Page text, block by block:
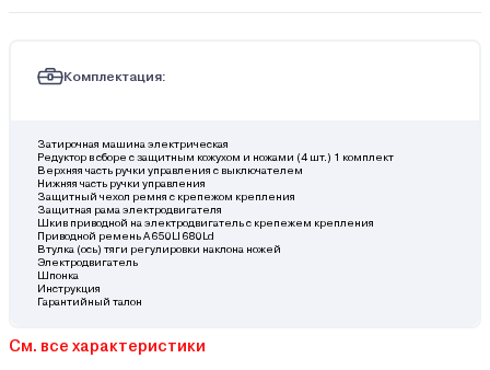
Комплектация:
Затирочная машина электрическая
Редуктор в сборе с защитным кожухом и ножами (4 шт.) 1 комплект
Верхняя часть ручки управления с выключателем
Нижняя часть ручки управления
Защитный чехол ремня с крепежом крепления
Защитная рама электродвигателя
Шкив приводной на электродвигатель с крепежем крепления
Приводной ремень A 650LI 680Ld
Втулка (ось) тяги регулировки наклона ножей
Электродвигатель
Шпонка
Инструкция
Гарантийный талон
См. все характеристики